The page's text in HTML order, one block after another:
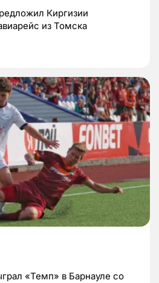
Киргизии
из Томска
«Темп» в Барнауле со